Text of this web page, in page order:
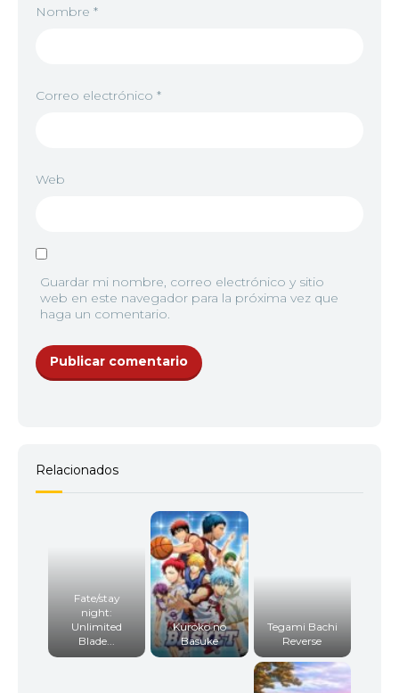
Nombre *
Correo electrónico *
Web
Guardar mi nombre, correo electrónico y sitio
web en este navegador para la próxima vez que
haga un comentario.
Relacionados
Fate/stay
night:
Unlimited
Blade...
Kuroko no
Basuke
Tegami Bachi
Reverse